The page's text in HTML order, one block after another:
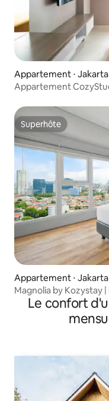
Appartement ⋅
Appartement
Superhôte
Superhôte
Appartement ⋅
Magnolia by Kozystay
Le confort